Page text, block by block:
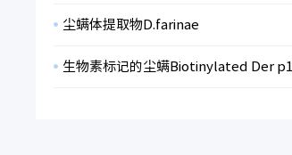
尘螨体提取物D.farinae
生物素标记的尘螨Biotinylated Der p1